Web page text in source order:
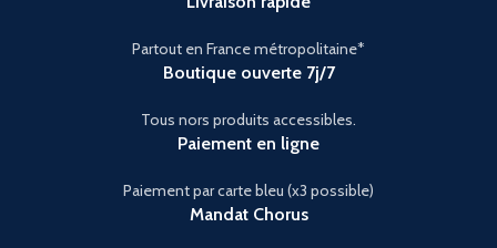
Partout en France métropolitaine*
Boutique ouverte 7j/7
Tous nors produits accessibles.
Paiement en ligne
Paiement par carte bleu (x3 possible)
Mandat Chorus